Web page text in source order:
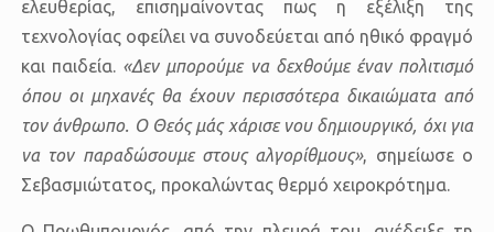
ελευθερίας, επισημαίνοντας πως η εξέλιξη της
τεχνολογίας οφείλει να συνοδεύεται από ηθικό φραγμό
και παιδεία. «Δεν μπορούμε να δεχθούμε έναν πολιτισμό
όπου οι μηχανές θα έχουν περισσότερα δικαιώματα από
τον άνθρωπο. Ο Θεός μάς χάρισε νου δημιουργικό, όχι για
να τον παραδώσουμε στους αλγορίθμους», σημείωσε ο
Σεβασμιώτατος, προκαλώντας θερμό χειροκρότημα.